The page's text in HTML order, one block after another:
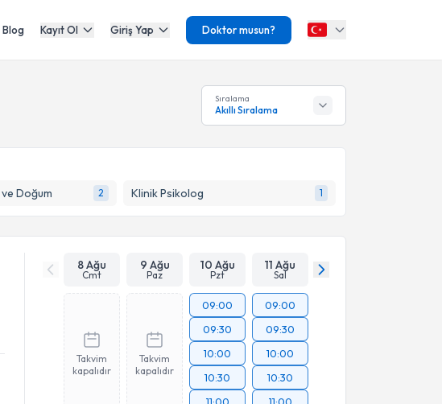
Blog Kayıt Ol Giriş Yap Doktor musun?
Sıralama
Akıllı Sıralama
ve Doğum 2 Klinik Psikolog 1
8 Ağu
Cmt
9 Ağu
Paz
10 Ağu
Pzt
11 Ağu
Sal
Takvim
kapalıdır
Takvim
kapalıdır
09:00
09:30
10:00
10:30
09:00
09:30
10:00
10:30